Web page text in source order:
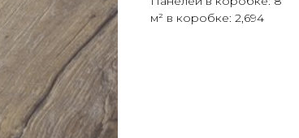
м² в коробке: 2,694